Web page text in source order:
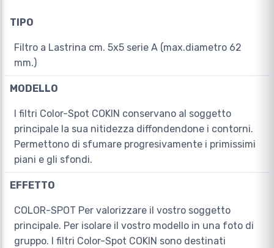
TIPO
Filtro a Lastrina cm. 5x5 serie A (max.diametro 62
mm.)
MODELLO
I filtri Color-Spot COKIN conservano al soggetto
principale la sua nitidezza diffondendone i contorni.
Permettono di sfumare progresivamente i primissimi
piani e gli sfondi.
EFFETTO
COLOR-SPOT Per valorizzare il vostro soggetto
principale. Per isolare il vostro modello in una foto di
gruppo. I filtri Color-Spot COKIN sono destinati